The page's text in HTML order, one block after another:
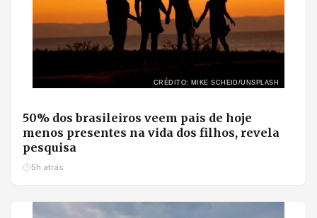
CRÉDITO: MIKE SCHEID/UNSPLASH
50% dos brasileiros veem pais de hoje
menos presentes na vida dos filhos, revela
pesquisa
5h atrás